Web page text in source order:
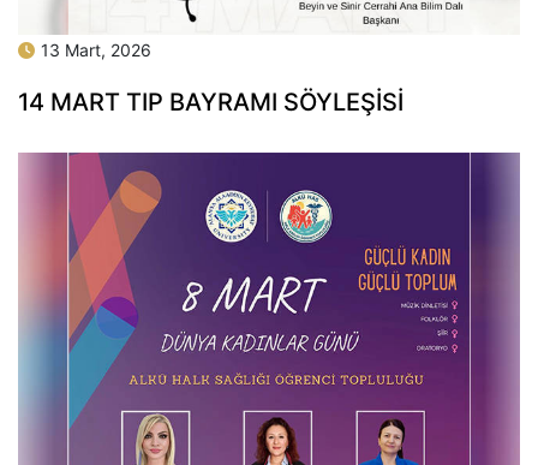
13 Mart, 2026
14 MART TIP BAYRAMI SÖYLEŞİSİ